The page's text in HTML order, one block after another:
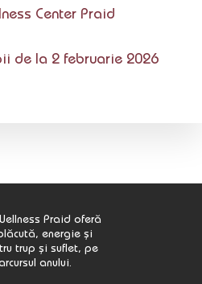
Center Praid
de la 2 februarie 2026
Praid oferă
energie și
trup și suflet, pe
anului.